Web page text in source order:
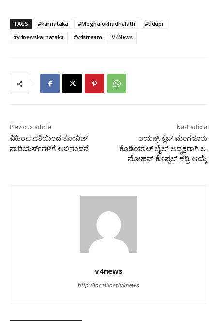
TAGS #karnataka #Meghalokhadhalath
#udupi
#v4newskarnataka
#v4stream V4News
Previous article
ವಿಹಿಂಪ ವತಿಯಿಂದ ಕೋವಿಡ್
ವಾರಿಯರ್ಸ್‌ಗಳಿಗೆ ಅಭಿನಂದನೆ
Next article
ಲಯನ್ಸ್ ಕ್ಲಬ್ ಮಂಗಳೂರು
ಕೊಡಿಯಾಲ್ ಬೈಲ್ ಅಧ್ಯಕ್ಷರಾಗಿ ಲ.
ಮೋಹನ್ ಕೊಪ್ಪಲ್ ಕದ್ರಿ ಆಯ್ಕೆ
v4news
http://localhost/v4news